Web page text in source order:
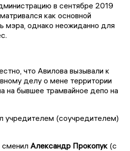
в сентябре 2019
как основной
мэра, однако неожиданно для
что Авилова вызывали к
делу о мене территории
на бывшее трамвайное депо на
учредителем (соучредителем)
сменил Александр Прокопук(с